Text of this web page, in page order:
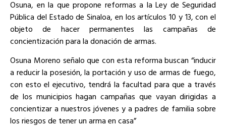
Osuna, en la que propone reformas a la Ley de Seguridad
Pública del Estado de Sinaloa, en los artículos 10 y 13, con el
objeto de hacer permanentes las campañas de
concientización para la donación de armas.
Osuna Moreno señalo que con esta reforma buscan “inducir
a reducir la posesión, la portación y uso de armas de fuego,
con esto el ejecutivo, tendrá la facultad para que a través
de los municipios hagan campañas que vayan dirigidas a
concientizar a nuestros jóvenes y a padres de familia sobre
los riesgos de tener un arma en casa”